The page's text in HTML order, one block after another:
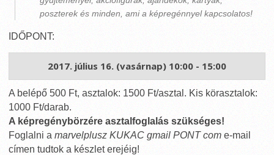
poszterek és minden, ami a képregénnyel kapcsolatos!
IDŐPONT:
2017. július 16. (vasárnap) 10:00 - 15:00
A belépő 500 Ft, asztalok: 1500 Ft/asztal. Kis körasztalok:
1000 Ft/darab.
A képregénybörzére asztalfoglalás szükséges!
Foglalni a marvelplusz KUKAC gmail PONT com e-mail
címen tudtok a készlet erejéig!